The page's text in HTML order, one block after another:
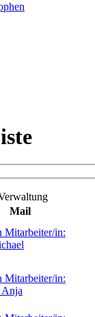
Mail